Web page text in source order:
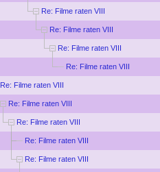
Re: Filme raten VIII
Re: Filme raten VIII
Re: Filme raten VIII
Re: Filme raten VIII
Re: Filme raten VIII
Re: Filme raten VIII
Re: Filme raten VIII
Re: Filme raten VIII
Re: Filme raten VIII